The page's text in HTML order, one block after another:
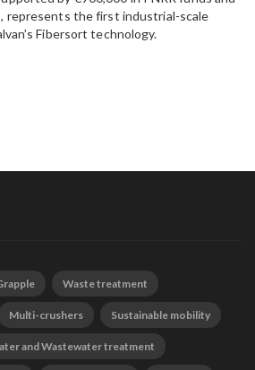
represents the first industrial-scale
Fibersort technology.
Waste treatment
Multi-crushers Sustainable mobility
and Wastewater treatment